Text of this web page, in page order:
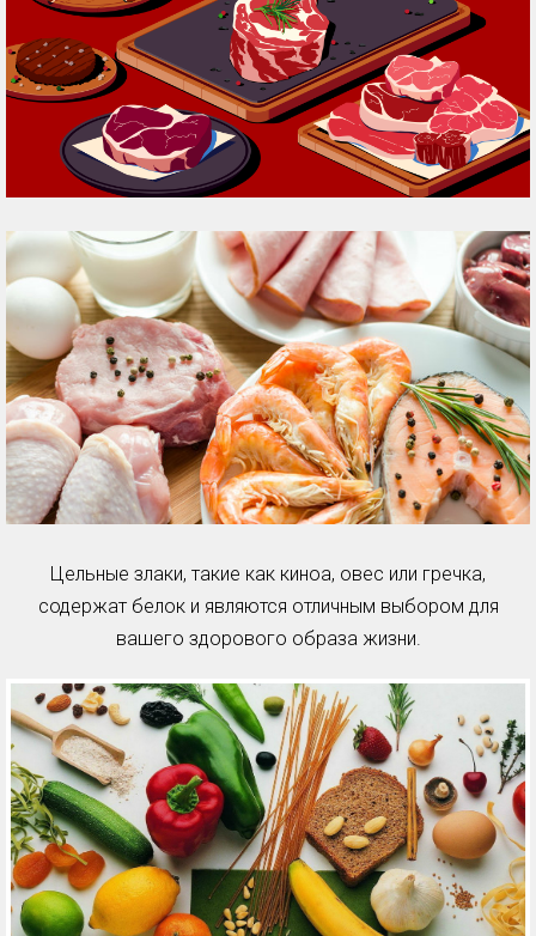
Цельные злаки, такие как киноа, овес или гречка,
содержат белок и являются отличным выбором для
вашего здорового образа жизни.